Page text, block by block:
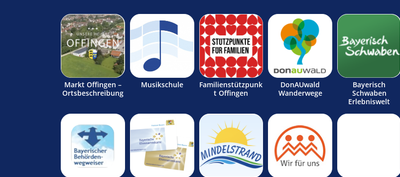
Markt Offingen –
Ortsbeschreibung
Musikschule
Familienstützpunk
t Offingen
DonAUwald
Wanderwege
Bayerisch
Schwaben
Erlebniswelt